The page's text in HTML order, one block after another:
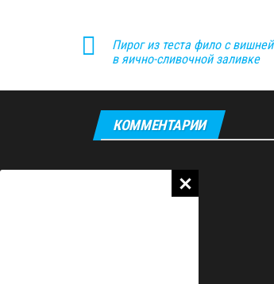
Пирог из теста фило с вишней
в яично-сливочной заливке
КОММЕНТАРИИ